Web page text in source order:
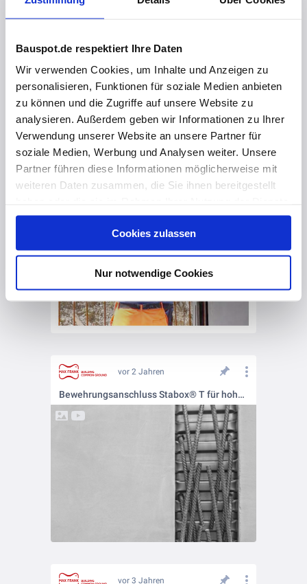
Bauspot.de respektiert Ihre Daten
Wir verwenden Cookies, um Inhalte und Anzeigen zu
personalisieren, Funktionen für soziale Medien anbieten
zu können und die Zugriffe auf unsere Website zu
analysieren. Außerdem geben wir Informationen zu Ihrer
Verwendung unserer Website an unsere Partner für
soziale Medien, Werbung und Analysen weiter. Unsere
Partner führen diese Informationen möglicherweise mit
weiteren Daten zusammen, die Sie ihnen bereitgestellt
gesammelt haben. Hier finden Sie Informationen zum
und unserImpressum.
Cookies zulassen
Nur notwendige Cookies
vor 2 Jahren
Bewehrungsanschluss Stabox® T für hohe Schubbeanspruchung
vor 3 Jahren